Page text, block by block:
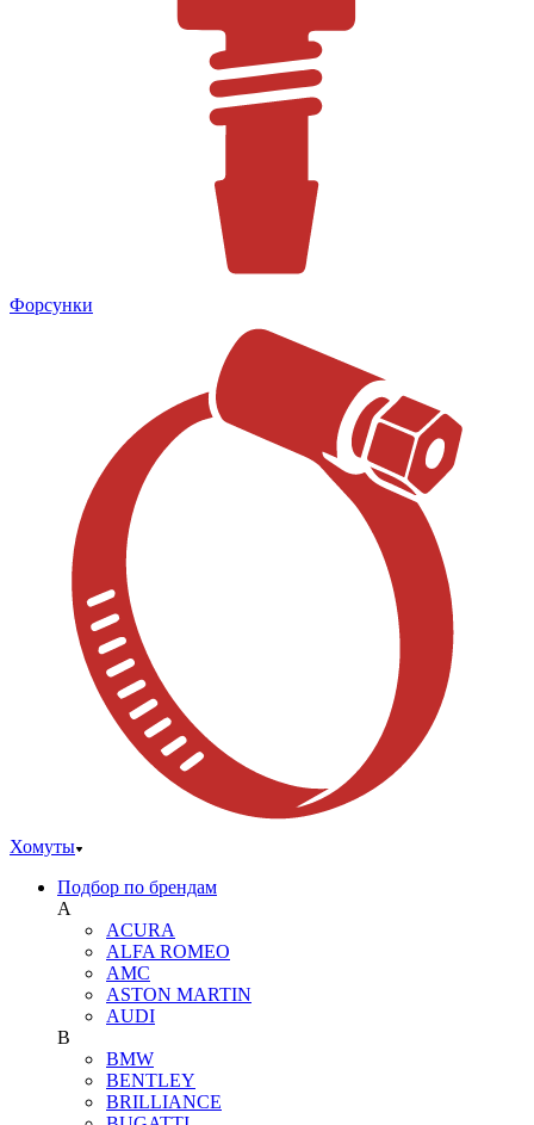
Форсунки
Хомуты
Подбор по брендам
A
ACURA
ALFA ROMEO
AMC
ASTON MARTIN
AUDI
B
BMW
BENTLEY
BRILLIANCE